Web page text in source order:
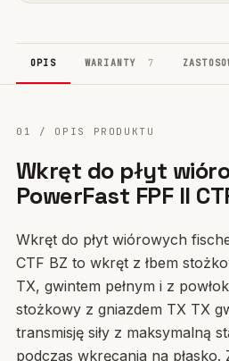
OPIS WARIANTY 7
01 / OPIS PRODUKTU
Wkręt do płyt
PowerFast FPF II
Wkręt do płyt wiórowych
CTF BZ to wkręt z łbem
TX, gwintem pełnym i z
stożkowy z gniazdem TX TX
transmisję siły z maksymalną
podczas wkręcania na